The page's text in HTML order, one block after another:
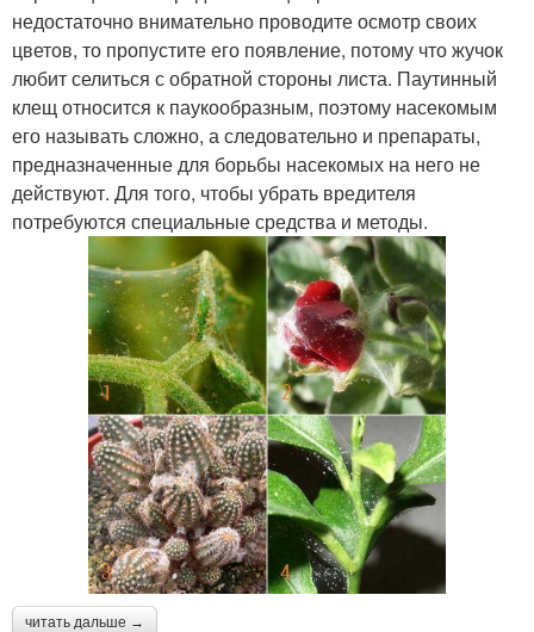
недостаточно внимательно проводите осмотр своих
цветов, то пропустите его появление, потому что жучок
любит селиться с обратной стороны листа. Паутинный
клещ относится к паукообразным, поэтому насекомым
его называть сложно, а следовательно и препараты,
предназначенные для борьбы насекомых на него не
действуют. Для того, чтобы убрать вредителя
потребуются специальные средства и методы.
читать дальше →